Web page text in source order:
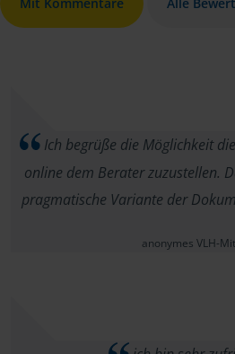
Ich begrüße die Möglichkeit
online dem Berater zuzustellen.
pragmatische Variante der
anonymes VLH-